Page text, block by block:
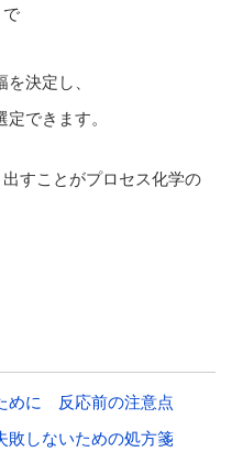
で
決定し、
できます。
すことがプロセス化学の
めに 反応前の注意点
しないための処方箋